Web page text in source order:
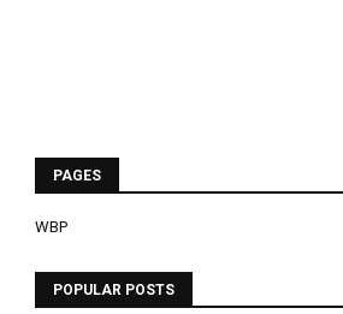
PAGES
WBP
POPULAR POSTS